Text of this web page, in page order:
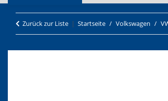
Zurück zur Liste Startseite Volkswagen